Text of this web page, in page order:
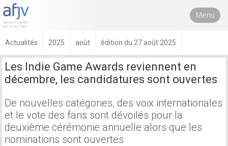
Menu
Actualités 2025 août édition du 27 août 2025
Les Indie Game Awards reviennent en
décembre, les candidatures sont ouvertes
De nouvelles catégories, des voix internationales
et le vote des fans sont dévoilés pour la
deuxième cérémonie annuelle alors que les
nominations sont ouvertes